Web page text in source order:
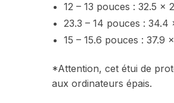
12 – 13 pouces : 32.5 x
23.3 – 14 pouces : 34.4
15 – 15.6 pouces : 37.9
*Attention, cet étui de
aux ordinateurs épais.